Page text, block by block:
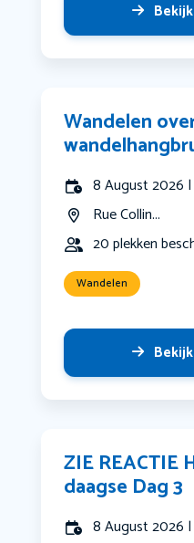
Wandelen
8 August 2026
Rue Collin...
20 plekken
Wandelen
ZIE REACTIE
daagse Dag 3
8 August 2026 |